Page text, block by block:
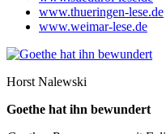
www.thueringen-lese.de
www.weimar-lese.de
Horst Nalewski
Goethe hat ihn bewundert